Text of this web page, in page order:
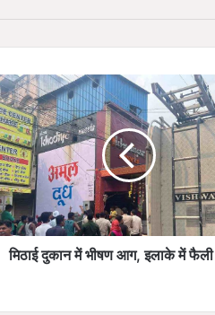
मिठाई दुकान में भीषण आग, इलाके में